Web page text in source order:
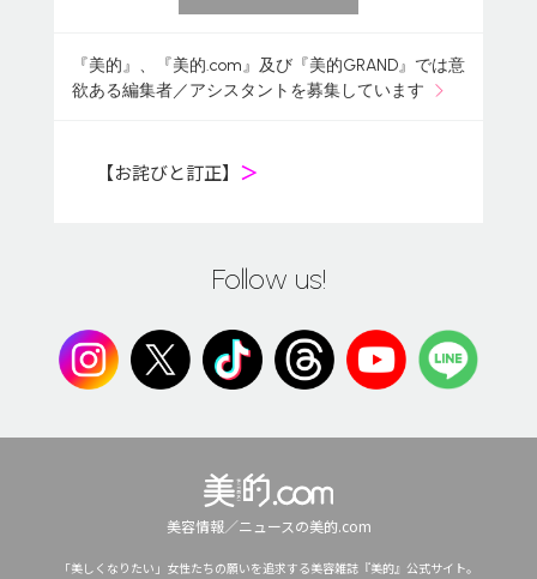
『美的』、『美的.com』及び『美的GRAND』では意
欲ある編集者／アシスタントを募集しています
【お詫びと訂正】 ＞
Follow us!
美容情報／ニュースの美的.com
「美しくなりたい」女性たちの願いを追求する美容雑誌『美的』公式サイト。